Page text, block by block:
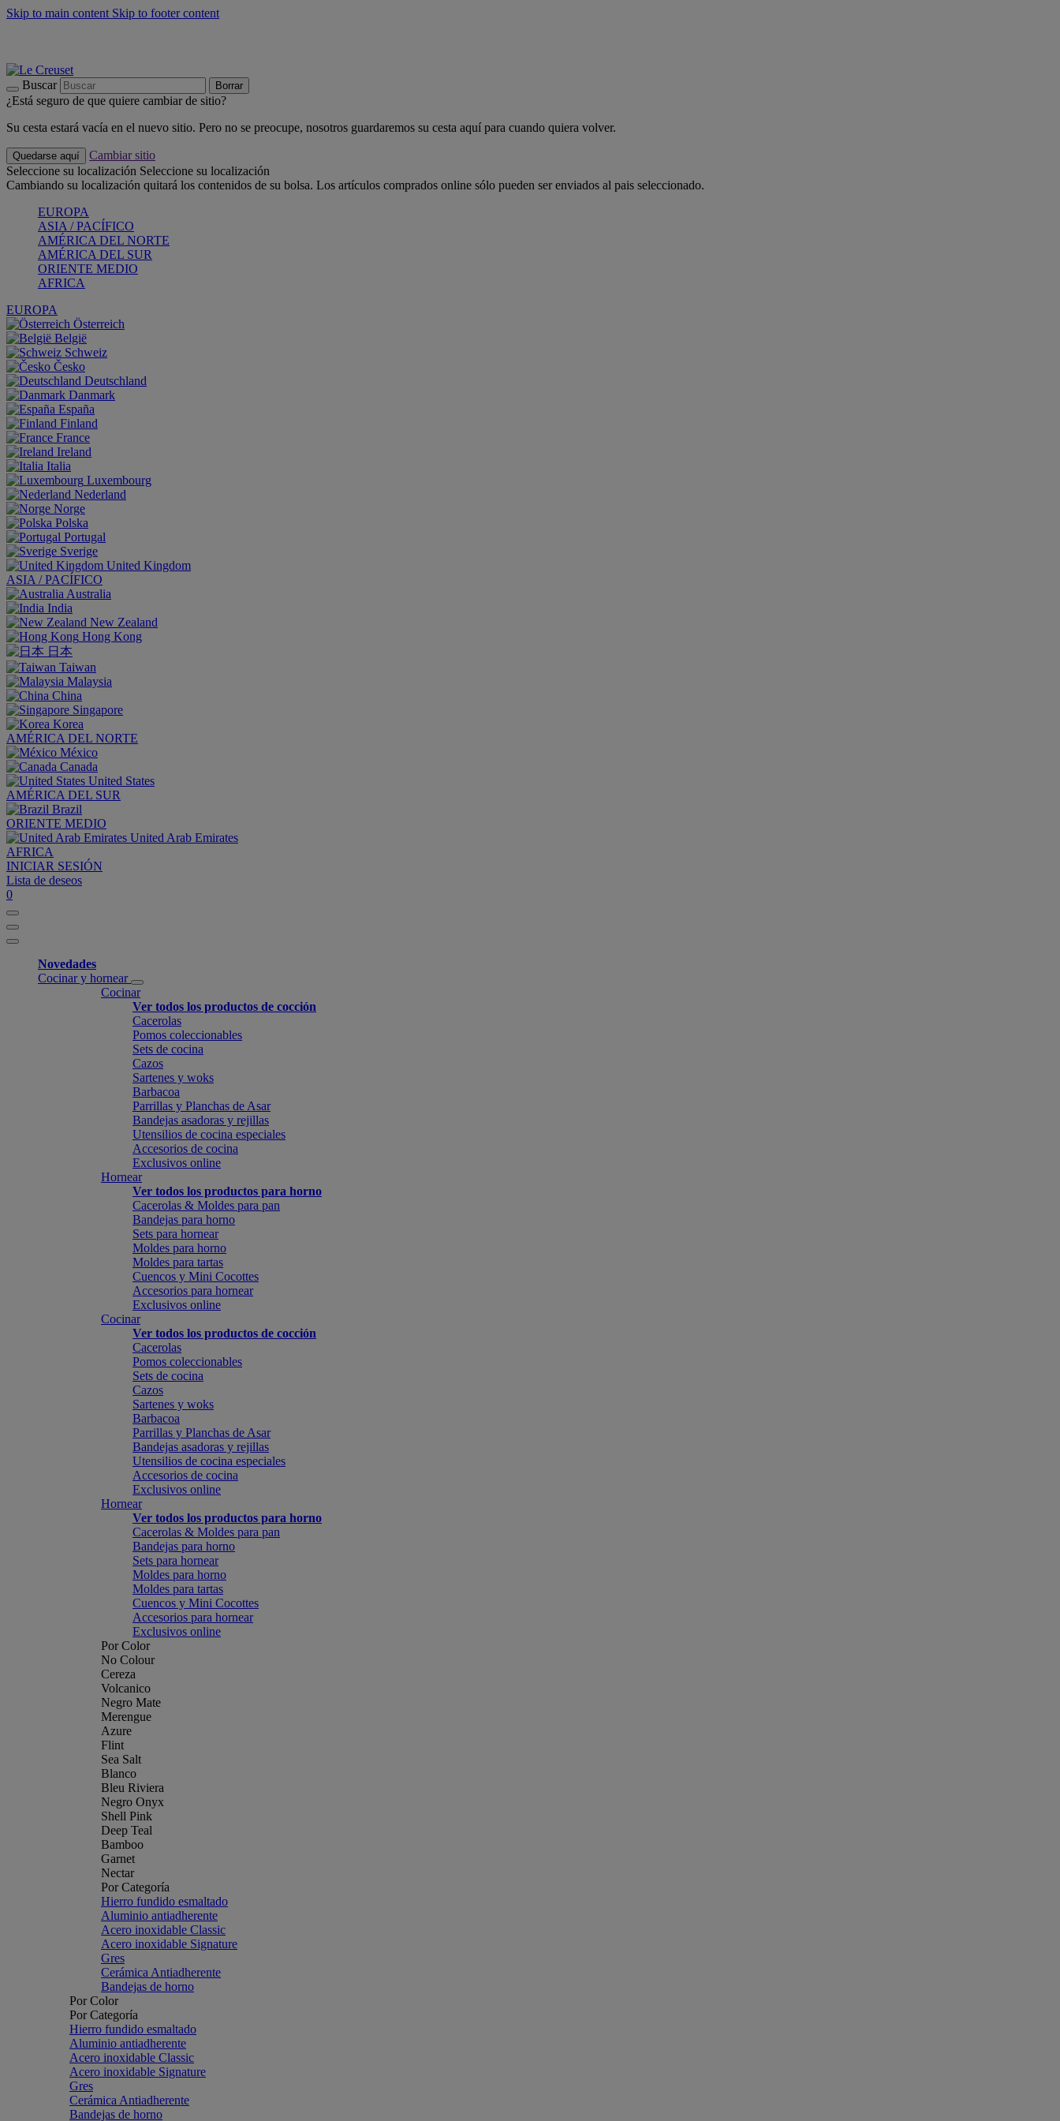
Skip to main content Skip to footer content
Buscar Borrar
¿Está seguro de que quiere cambiar de sitio?
Su cesta estará vacía en el nuevo sitio. Pero no se preocupe, nosotros guardaremos su cesta aquí para cuando quiera volver.
Quedarse aquí
Cambiar sitio
Seleccione su localización Seleccione su localización
Cambiando su localización quitará los contenidos de su bolsa. Los artículos comprados online sólo pueden ser enviados al pais seleccionado.
EUROPA
ASIA / PACÍFICO
AMÉRICA DEL NORTE
AMÉRICA DEL SUR
ORIENTE MEDIO
AFRICA
EUROPA
Österreich
België
Schweiz
Česko
Deutschland
Danmark
España
Finland
France
Ireland
Italia
Luxembourg
Nederland
Norge
Polska
Portugal
Sverige
United Kingdom
ASIA / PACÍFICO
Australia
India
New Zealand
Hong Kong
日本
Taiwan
Malaysia
China
Singapore
Korea
AMÉRICA DEL NORTE
México
Canada
United States
AMÉRICA DEL SUR
Brazil
ORIENTE MEDIO
United Arab Emirates
AFRICA
INICIAR SESIÓN
Lista de deseos
0
Novedades
Cocinar y hornear
Cocinar
Ver todos los productos de cocción
Cacerolas
Pomos coleccionables
Sets de cocina
Cazos
Sartenes y woks
Barbacoa
Parrillas y Planchas de Asar
Bandejas asadoras y rejillas
Utensilios de cocina especiales
Accesorios de cocina
Exclusivos online
Hornear
Ver todos los productos para horno
Cacerolas & Moldes para pan
Bandejas para horno
Sets para hornear
Moldes para horno
Moldes para tartas
Cuencos y Mini Cocottes
Accesorios para hornear
Exclusivos online
Cocinar
Ver todos los productos de cocción
Cacerolas
Pomos coleccionables
Sets de cocina
Cazos
Sartenes y woks
Barbacoa
Parrillas y Planchas de Asar
Bandejas asadoras y rejillas
Utensilios de cocina especiales
Accesorios de cocina
Exclusivos online
Hornear
Ver todos los productos para horno
Cacerolas & Moldes para pan
Bandejas para horno
Sets para hornear
Moldes para horno
Moldes para tartas
Cuencos y Mini Cocottes
Accesorios para hornear
Exclusivos online
Por Color
No Colour
Cereza
Volcanico
Negro Mate
Merengue
Azure
Flint
Sea Salt
Blanco
Bleu Riviera
Negro Onyx
Shell Pink
Deep Teal
Bamboo
Garnet
Nectar
Por Categoría
Hierro fundido esmaltado
Aluminio antiadherente
Acero inoxidable Classic
Acero inoxidable Signature
Gres
Cerámica Antiadherente
Bandejas de horno
Por Color
Por Categoría
Hierro fundido esmaltado
Aluminio antiadherente
Acero inoxidable Classic
Acero inoxidable Signature
Gres
Cerámica Antiadherente
Bandejas de horno